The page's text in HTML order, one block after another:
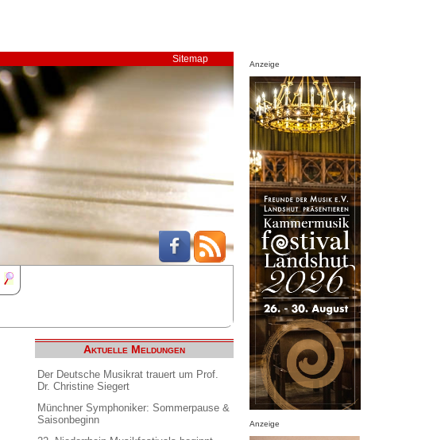
Sitemap
Aktuelle Meldungen
Der Deutsche Musikrat trauert um Prof.
Dr. Christine Siegert
Münchner Symphoniker: Sommerpause &
Saisonbeginn
Anzeige
Anzeige